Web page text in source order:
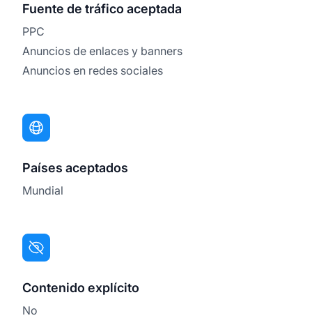
Fuente de tráfico aceptada
PPC
Anuncios de enlaces y banners
Anuncios en redes sociales
Países aceptados
Mundial
Contenido explícito
No